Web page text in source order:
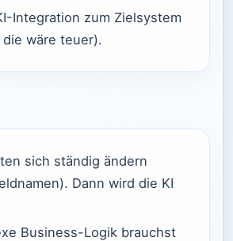
Integration zum Zielsystem
wäre teuer).
sich ständig ändern
Dann wird die KI
Business-Logik brauchst